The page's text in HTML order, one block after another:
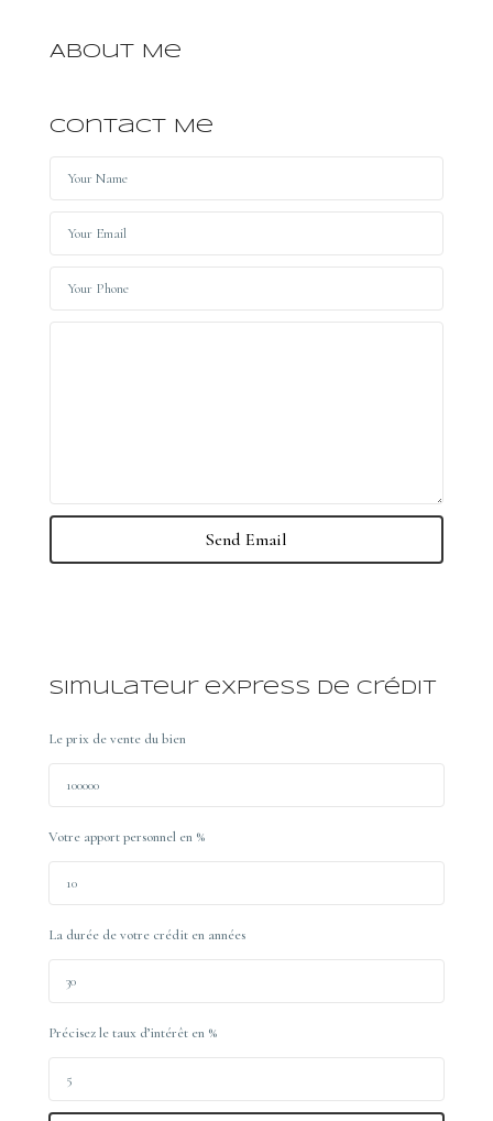
About Me
Contact Me
Simulateur express de crédit
Le prix de vente du bien
Votre apport personnel en %
La durée de votre crédit en années
Précisez le taux d’intérêt en %